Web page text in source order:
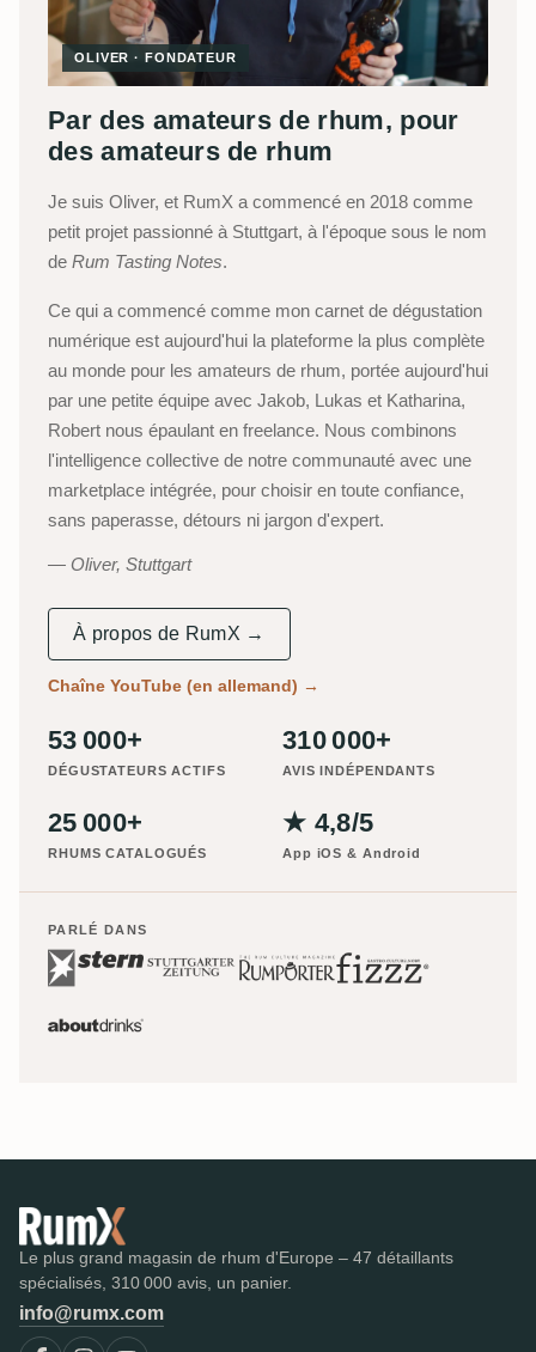
OLIVER · FONDATEUR
Par des amateurs de rhum, pour
des amateurs de rhum
Je suis Oliver, et RumX a commencé en 2018 comme
petit projet passionné à Stuttgart, à l'époque sous le nom
de Rum Tasting Notes.
Ce qui a commencé comme mon carnet de dégustation
numérique est aujourd'hui la plateforme la plus complète
au monde pour les amateurs de rhum, portée aujourd'hui
par une petite équipe avec Jakob, Lukas et Katharina,
Robert nous épaulant en freelance. Nous combinons
l'intelligence collective de notre communauté avec une
marketplace intégrée, pour choisir en toute confiance,
sans paperasse, détours ni jargon d'expert.
Oliver, Stuttgart
À propos de RumX →
Chaîne YouTube (en allemand) →
53 000+
DÉGUSTATEURS ACTIFS
310 000+
AVIS INDÉPENDANTS
25 000+
RHUMS CATALOGUÉS
★ 4,8/5
App iOS & Android
PARLÉ DANS
Le plus grand magasin de rhum d'Europe – 47 détaillants
spécialisés, 310 000 avis, un panier.
info@rumx.com